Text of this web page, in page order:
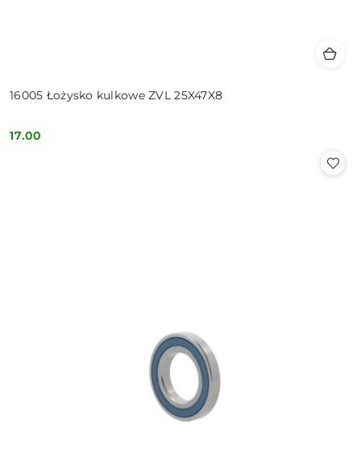
16005 Łożysko kulkowe ZVL 25X47X8
Cena:
17.00